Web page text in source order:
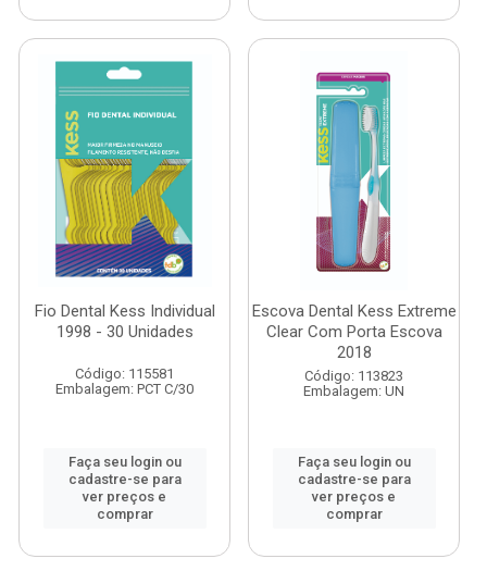
Fio Dental Kess Individual
1998 - 30 Unidades
Código: 115581
Embalagem: PCT C/30
Faça seu login ou
cadastre-se para
ver preços e
comprar
Escova Dental Kess Extreme
Clear Com Porta Escova
2018
Código: 113823
Embalagem: UN
Faça seu login ou
cadastre-se para
ver preços e
comprar